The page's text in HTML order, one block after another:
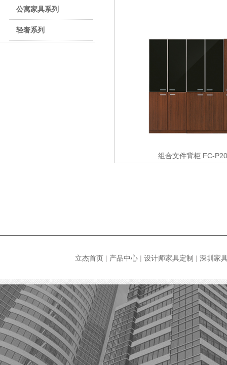
公寓家具系列
轻奢系列
组合文件背柜FC-
立杰首页 | 产品中心 | 设计师家具定制 | 深圳家